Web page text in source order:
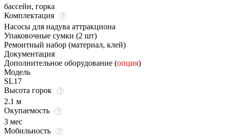
бассейн, горка
Комплектация
Насосы для надува аттракциона
Упаковочные сумки (2 шт)
Ремонтный набор (материал, клей)
Документация
Дополнительное оборудование (опция)
Модель
SL17
Высота горок
2.1 м
Окупаемость
3 мес
Мобильность